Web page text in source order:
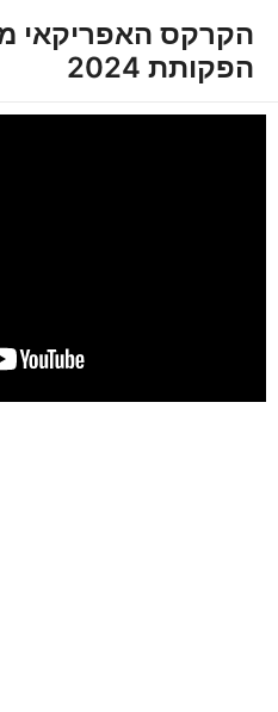
לתוכןהקרקס האפריקאי
הפקותת 2024